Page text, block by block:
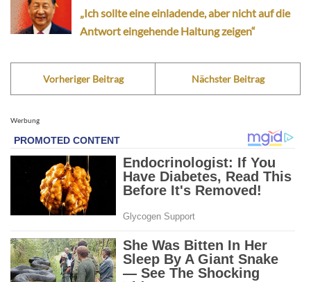
„Ich sollte eine einladende, aber nicht auf die
Antwort eingehende Haltung zeigen“
Vorheriger Beitrag Nächster Beitrag
Werbung